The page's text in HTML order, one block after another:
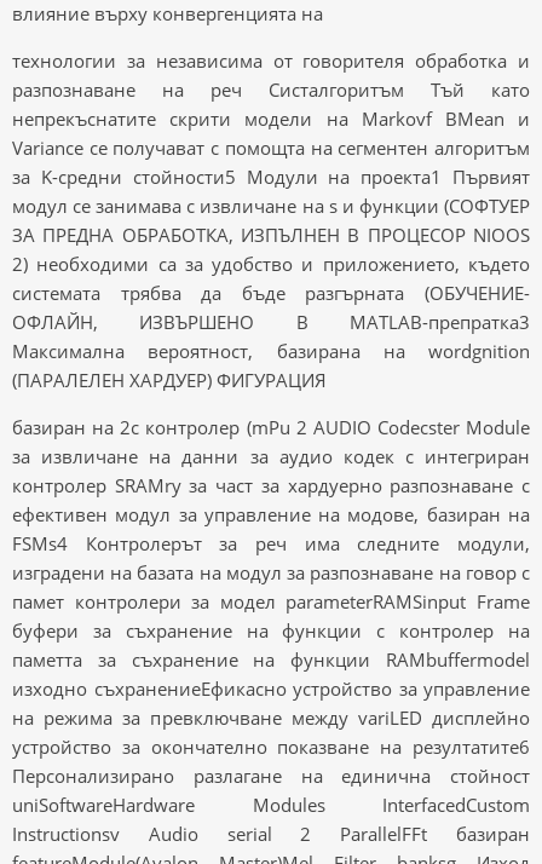
влияние върху конвергенцията на
технологии за независима от говорителя обработка и
разпознаване на реч Систалгоритъм Тъй като
непрекъснатите скрити модели на Markovf BMean и
Variance се получават с помощта на сегментен алгоритъм
за K-средни стойности5 Модули на проекта1 Първият
модул се занимава с извличане на s и функции (СОФТУЕР
ЗА ПРЕДНА ОБРАБОТКА, ИЗПЪЛНЕН В ПРОЦЕСОР NIOOS
2) необходими са за удобство и приложението, където
системата трябва да бъде разгърната (ОБУЧЕНИЕ-
ОФЛАЙН, ИЗВЪРШЕНО В MATLAB-препратка3
Максимална вероятност, базирана на wordgnition
(ПАРАЛЕЛЕН ХАРДУЕР) ФИГУРАЦИЯ
базиран на 2c контролер (mPu 2 AUDIO Codecster Module
за извличане на данни за аудио кодек с интегриран
контролер SRAMry за част за хардуерно разпознаване с
ефективен модул за управление на модове, базиран на
FSMs4 Контролерът за реч има следните модули,
изградени на базата на модул за разпознаване на говор с
памет контролери за модел parameterRAMSinput Frame
буфери за съхранение на функции с контролер на
паметта за съхранение на функции RAMbuffermodel
изходно съхранениеЕфикасно устройство за управление
на режима за превключване между variLED дисплейно
устройство за окончателно показване на резултатите6
Персонализирано разлагане на единична стойност
uniSoftwareHardware Modules InterfacedCustom
Instructionsv Audio serial 2 ParallelFFt базиран